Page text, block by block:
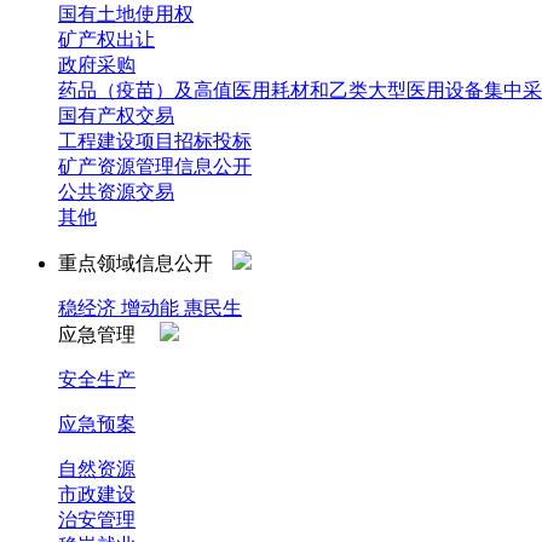
国有土地使用权
矿产权出让
政府采购
药品（疫苗）及高值医用耗材和乙类大型医用设备集中
国有产权交易
工程建设项目招标投标
矿产资源管理信息公开
公共资源交易
其他
重点领域信息公开
稳经济 增动能 惠民生
应急管理
安全生产
应急预案
自然资源
市政建设
治安管理